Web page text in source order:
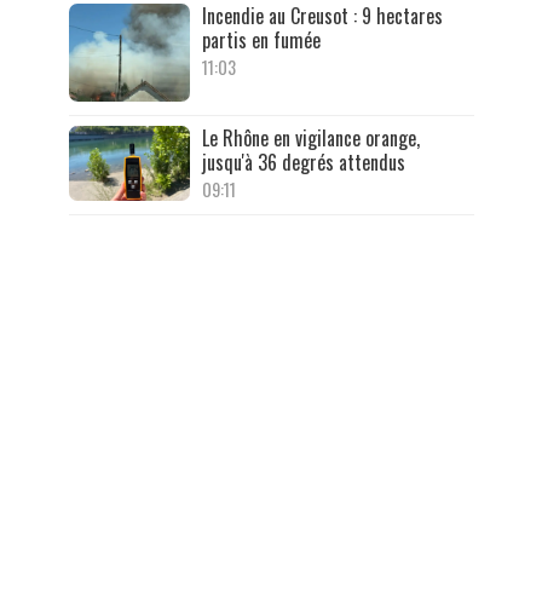
Incendie au Creusot : 9 hectares
partis en fumée
11:03
Le Rhône en vigilance orange,
jusqu'à 36 degrés attendus
09:11